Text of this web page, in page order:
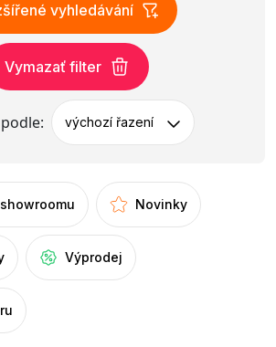
vyhledávání
Vymazať filter
výchozí řazení
Novinky
Výprodej